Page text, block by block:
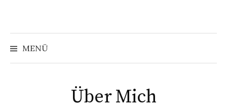
Inhalt
MENÜ
Über Mich